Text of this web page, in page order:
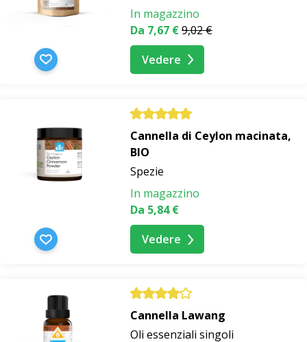
In magazzino
Da 7,67 €9,02 €
Vedere
Cannella di Ceylon macinata,
BIO
Spezie
In magazzino
Da 5,84 €
Vedere
Cannella Lawang
Oli essenziali singoli